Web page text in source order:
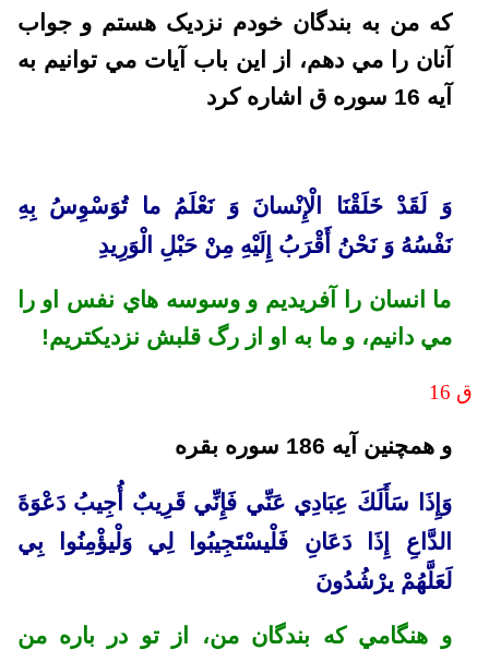
که من به بندگان خودم نزديک هستم و جواب
آنان را مي دهم، از اين باب آيات مي توانيم به
آيه 16 سوره ق اشاره کرد
وَ لَقَدْ خَلَقْنَا الْإِنْسانَ وَ نَعْلَمُ ما تُوَسْوِسُ بِهِ
نَفْسُهُ وَ نَحْنُ أَقْرَبُ إِلَيْهِ مِنْ حَبْلِ الْوَرِيدِ
ما انسان را آفريديم و وسوسه هاي نفس او را
مي دانيم، و ما به او از رگ قلبش نزديكتريم!
ق 16
و همچنين آيه 186 سوره بقره
وَإِذَا سَأَلَكَ عِبَادِي عَنِّي فَإِنِّي قَرِيبٌ أُجِيبُ دَعْوَةَ
الدَّاعِ إِذَا دَعَانِ فَلْيسْتَجِيبُوا لِي وَلْيؤْمِنُوا بِي
لَعَلَّهُمْ يرْشُدُونَ
و هنگامي كه بندگان من، از تو در باره من